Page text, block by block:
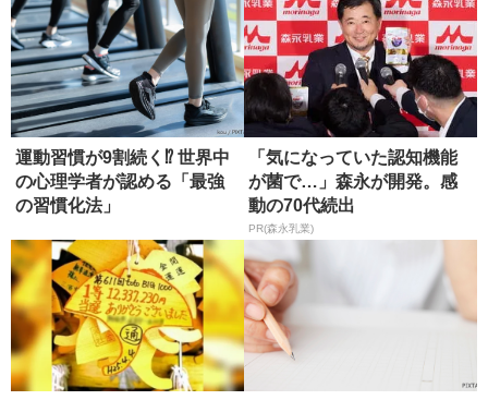
運動習慣が9割続く⁉ 世界中
の心理学者が認める「最強
の習慣化法」
「気になっていた認知機能
が菌で…」森永が開発。感
動の70代続出
PR(森永乳業)